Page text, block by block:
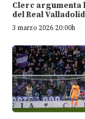
Clerc argumenta
del Real Valladolid
3 marzo 2026 20:00h